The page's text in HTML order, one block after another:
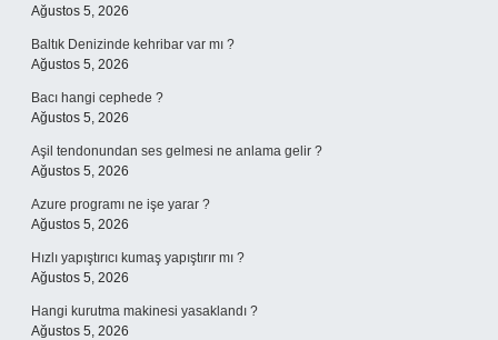
Ağustos 5, 2026
Baltık Denizinde kehribar var mı ?
Ağustos 5, 2026
Bacı hangi cephede ?
Ağustos 5, 2026
Aşil tendonundan ses gelmesi ne anlama gelir ?
Ağustos 5, 2026
Azure programı ne işe yarar ?
Ağustos 5, 2026
Hızlı yapıştırıcı kumaş yapıştırır mı ?
Ağustos 5, 2026
Hangi kurutma makinesi yasaklandı ?
Ağustos 5, 2026